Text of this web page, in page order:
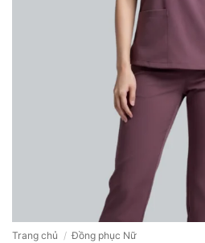
Trang chủ / Đồng phục Nữ